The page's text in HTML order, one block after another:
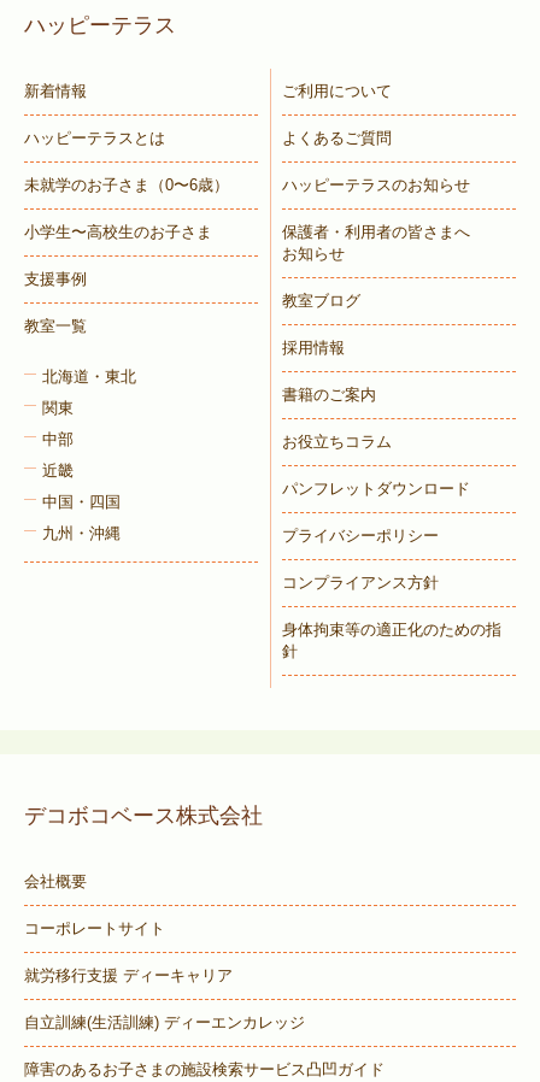
ハッピーテラス
新着情報
ハッピーテラスとは
未就学のお子さま （0〜6歳）
小学生〜高校生のお子さま
支援事例
教室一覧
北海道・東北
関東
中部
近畿
中国・四国
九州・沖縄
ご利用について
よくあるご質問
ハッピーテラスのお知らせ
保護者・利用者の皆さまへ
お知らせ
教室ブログ
採用情報
書籍のご案内
お役立ちコラム
パンフレットダウンロード
プライバシーポリシー
コンプライアンス方針
身体拘束等の適正化のための指
針
デコボコベース株式会社
会社概要
コーポレートサイト
就労移行支援 ディーキャリア
自立訓練(生活訓練) ディーエンカレッジ
障害のあるお子さまの施設検索サービス凸凹ガイド